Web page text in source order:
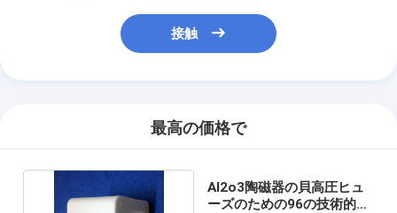
接触
最高の価格で
Al2o3陶磁器の貝高圧ヒュ
ーズのための96の技術的な